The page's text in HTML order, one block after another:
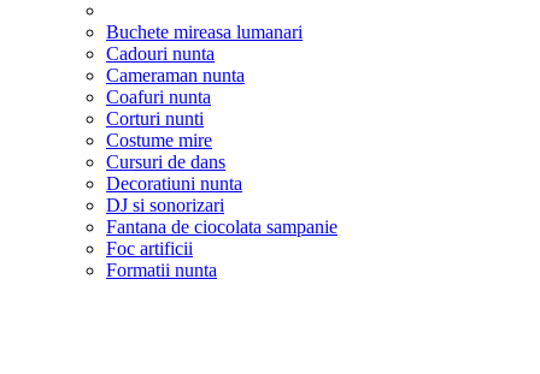
Buchete mireasa lumanari
Cadouri nunta
Cameraman nunta
Coafuri nunta
Corturi nunti
Costume mire
Cursuri de dans
Decoratiuni nunta
DJ si sonorizari
Fantana de ciocolata sampanie
Foc artificii
Formatii nunta